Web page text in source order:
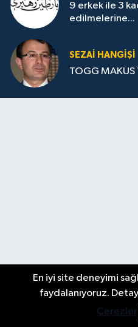
9 erkek ile 3
edilmelerine...
SEZAI HANGİŞİ
TOGG MAKUS
En iyi site deneyimi
faydalanıyoruz.
Çerezler